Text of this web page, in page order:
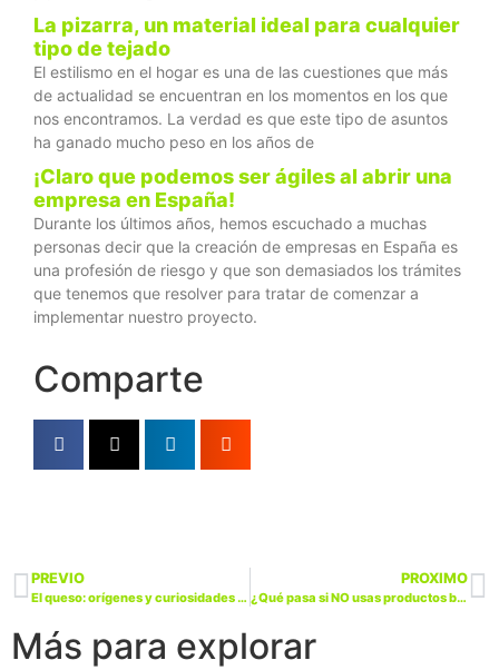
La pizarra, un material ideal para cualquier
tipo de tejado
El estilismo en el hogar es una de las cuestiones que más
de actualidad se encuentran en los momentos en los que
nos encontramos. La verdad es que este tipo de asuntos
ha ganado mucho peso en los años de
¡Claro que podemos ser ágiles al abrir una
empresa en España!
Durante los últimos años, hemos escuchado a muchas
personas decir que la creación de empresas en España es
una profesión de riesgo y que son demasiados los trámites
que tenemos que resolver para tratar de comenzar a
implementar nuestro proyecto.
Comparte
PREVIO
El queso: orígenes y curiosidades de este manjar milenario
PROXIMO
¿Qué pasa si NO usas productos biodegradables?
Más para explorar